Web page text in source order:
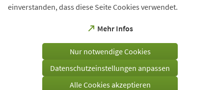
einverstanden, dass diese Seite Cookies verwendet.
Mehr Infos
(Öffnet
einem
Tab)
Nur notwendige Cookies
Datenschutzeinstellungen anpassen
Alle Cookies akzeptieren